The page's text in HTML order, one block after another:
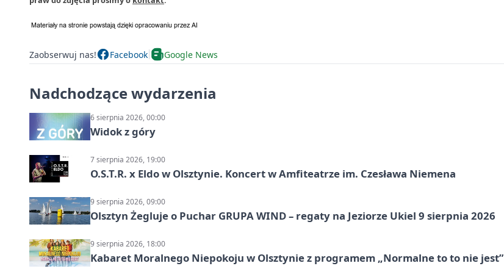
Zaobserwuj nas! Facebook Google News
Nadchodzące wydarzenia
6 sierpnia 2026, 00:00
Widok z góry
7 sierpnia 2026, 19:00
O.S.T.R. x Eldo w Olsztynie. Koncert w Amfiteatrze im. Czesława Niemena
9 sierpnia 2026, 09:00
Olsztyn Żegluje o Puchar GRUPA WIND – regaty na Jeziorze Ukiel 9 sierpnia 2026
9 sierpnia 2026, 18:00
Kabaret Moralnego Niepokoju w Olsztynie z programem „Normalne to to nie jest”